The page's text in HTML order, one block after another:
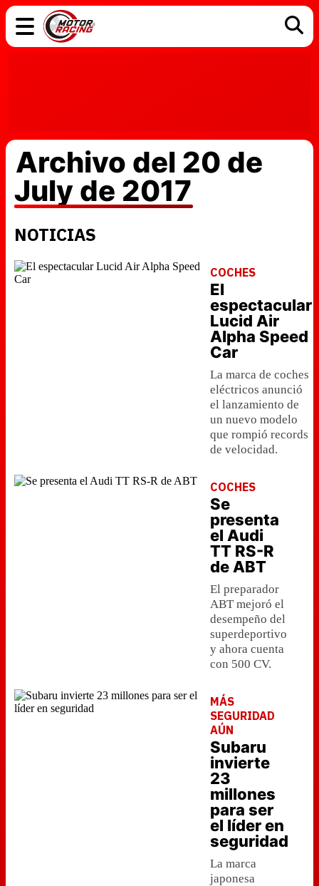
Archivo del 20 de
July de 2017
NOTICIAS
COCHES
El
espectacular
Lucid Air
Alpha Speed
Car
La marca de coches
eléctricos anunció
el lanzamiento de
un nuevo modelo
que rompió records
de velocidad.
COCHES
Se
presenta
el Audi
TT RS-R
de ABT
El preparador
ABT mejoró el
desempeño del
superdeportivo
y ahora cuenta
con 500 CV.
MÁS
SEGURIDAD
AÚN
Subaru
invierte
23
millones
para ser
el líder en
seguridad
La marca
japonesa